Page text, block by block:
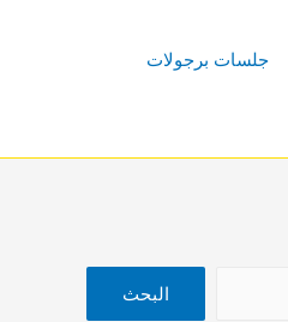
جلسات برجولات
البحث